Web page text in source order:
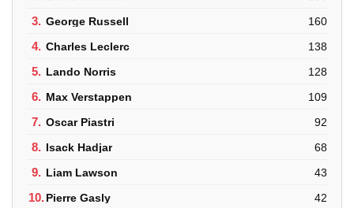
3. George Russell 160
4. Charles Leclerc 138
5. Lando Norris 128
6. Max Verstappen 109
7. Oscar Piastri 92
8. Isack Hadjar 68
9. Liam Lawson 43
10.Pierre Gasly 42